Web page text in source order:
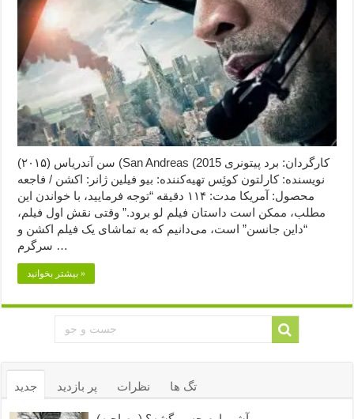
سن آندریاس (۲۰۱۵) (San Andreas (2015 کارگردان: برد پیتونری
نویسنده: کارلتون کوئِس تهیه‌کننده: بیو فیلین ژانر: اکشن / فاجعه
محصول: آمریکا مدت: ۱۱۴ دقیقه “توجه فرمایید،‌ با خواندن این
مطلب، ممکن است داستان فیلم لو برود.” وقتی نقش اول فیلم،
“داین جانسن” است، می‌دانیم که به تماشای یک فیلم اکشن و
سرگرم …
بیشتر بخوانید »
جدید پر بازدید نظرات تگ ها